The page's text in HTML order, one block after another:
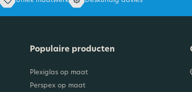
Populaire producten
Plexiglas op maat
Perspex op maat